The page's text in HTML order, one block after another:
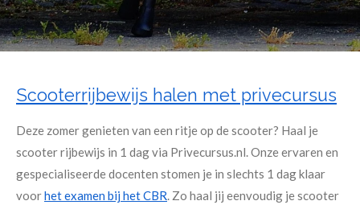
Scooterrijbewijs halen met privecursus
Deze zomer genieten van een ritje op de scooter? Haal je
scooter rijbewijs in 1 dag via Privecursus.nl. Onze ervaren en
gespecialiseerde docenten stomen je in slechts 1 dag klaar
voorhet examen bij het CBR. Zo haal jij eenvoudig je scooter